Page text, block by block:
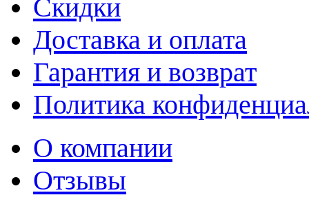
Скидки
Доставка и оплата
Гарантия и возврат
Политика
О компании
Отзывы